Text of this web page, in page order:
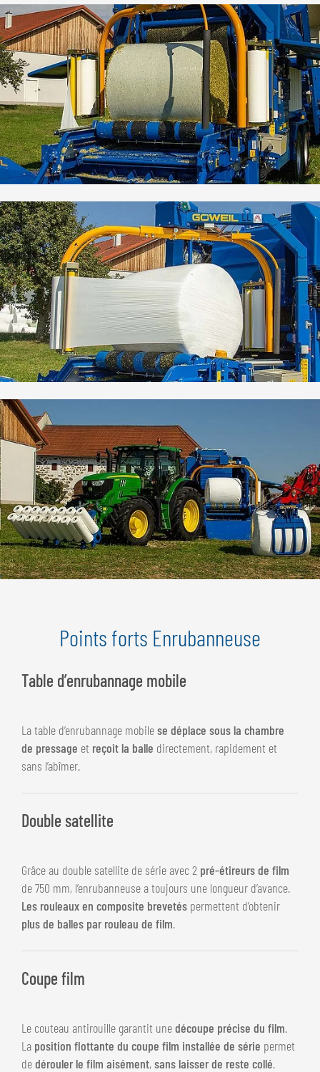
Points forts Enrubanneuse
Table d’enrubannage mobile
La table d’enrubannage mobilese déplace sous la chambre
de pressage et reçoit la balle directement, rapidement et
sans l’abîmer.
Double satellite
Grâce au double satellite de série avec 2 pré-étireurs de film
de 750 mm, l’enrubanneuse a toujours une longueur d’avance.
Les rouleaux en composite brevetés permettent d’obtenir
plus de balles par rouleau de film.
Coupe film
Le couteau antirouille garantit unedécoupe précise du film.
La position flottante du coupe film installée de série permet
dedérouler le film aisément, sans laisser de reste collé.